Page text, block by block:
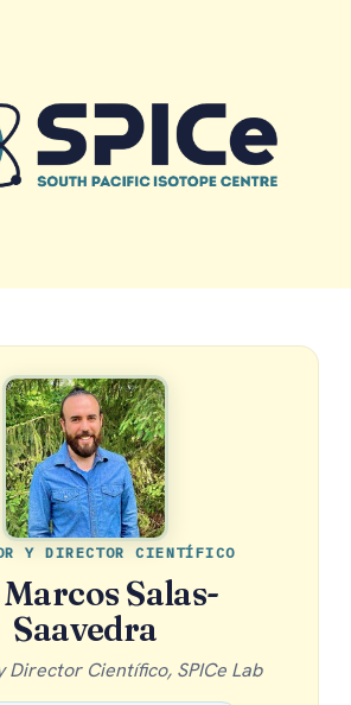
Y DIRECTOR CIENTÍFICO
Salas-
Saavedra
Director Científico, SPICe Lab